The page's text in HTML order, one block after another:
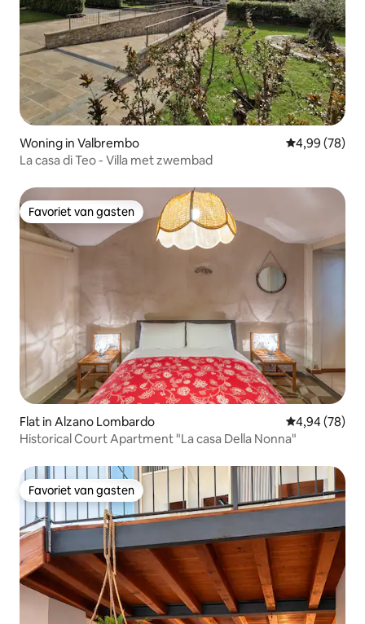
Woning in Valbrembo Gemiddelde
4,99 (78)
La casa di Teo - Villa met zwembad
Favoriet van gasten
Favoriet van gasten
Flat in Alzano Lombardo Gemiddelde
4,94 (78)
Historical Court Apartment "La casa Della Nonna"
Favoriet van gasten
Favoriet van gasten